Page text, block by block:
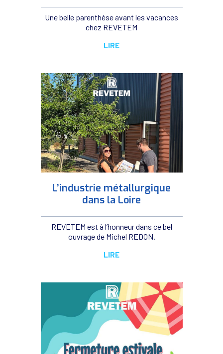
Une belle parenthèse avant les vacances
chez REVETEM
LIRE
L’industrie métallurgique
dans la Loire
REVETEM est à l’honneur dans ce bel
ouvrage de Michel REDON.
LIRE